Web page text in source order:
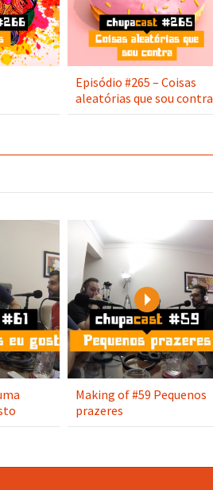
Episódio #265 – Coisas
aleatórias que sou contra
Play
Making of #59 Pequenos
prazeres